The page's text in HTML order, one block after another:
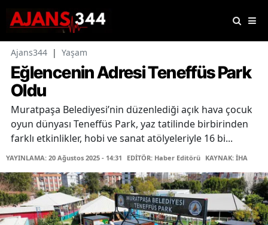
Ajans344 | Yaşam
Eğlencenin Adresi Teneffüs Park
Oldu
Muratpaşa Belediyesi’nin düzenlediği açık hava çocuk
oyun dünyası Teneffüs Park, yaz tatilinde birbirinden
farklı etkinlikler, hobi ve sanat atölyeleriyle 16 bi...
YAYINLAMA: 20 Ağustos 2025 - 14:31 EDİTÖR: Haber Editörü KAYNAK: İHA